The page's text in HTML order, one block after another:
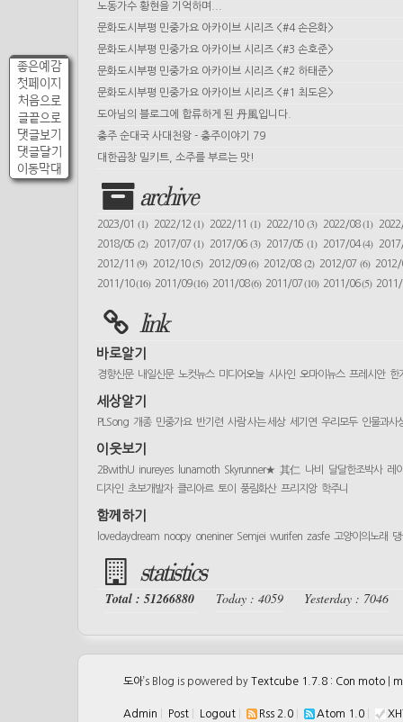
좋은예감
첫페이지
처음으로
글끝으로
댓글보기
댓글달기
이동막대
노동가수 황현을 기억하며...
문화도시부평 민중가요 아카이브 시리즈 <#4 손은화>
문화도시부평 민중가요 아카이브 시리즈 <#3 손호준>
문화도시부평 민중가요 아카이브 시리즈 <#2 하태준>
문화도시부평 민중가요 아카이브 시리즈 <#1 최도은>
도아님의 블로그에 합류하게 된 丹風입니다.
충주 순대국 사대천왕 - 충주이야기 79
대한곱창 밀키트, 소주를 부르는 맛!
archive
2023/01 (1) 2022/12(1) 2022/11(1) 2022/10 (3) 2022/08(1)
2018/05 (2) 2017/07(1) 2017/06(3) 2017/05 (1) 2017/04(4)
2012/11(9) 2012/10(5) 2012/09(6) 2012/08 (2) 2012/07 (6)
2011/10(16) 2011/09(16) 2011/08(6) 2011/07(10) 2011/06(5)
link
바로알기
경향신문 내일신문 노컷뉴스 미디어오늘 시사인 오마이뉴스 프레시안 한
세상알기
PLSong 개종 민중가요 반기련 사람 사는 세상 세기연 우리모두 인물과사
이웃보기
2BwithU inureyes lunamoth Skyrunner★ 其仁 나비 달달한조박사 레
디자인 초보개발자 클리아르 토이 풍림화산 프리지앙 학주니
함께하기
lovedaydream noopy oneniner Semjei wurifen zasfe 고양이의노래
statistics
Total : 51266880 Today : 4059 Yesterday : 7046
도아’s Blog is powered by Textcube 1.7.8 : Con moto
Admin Post Logout Rss 2.0 Atom 1.0